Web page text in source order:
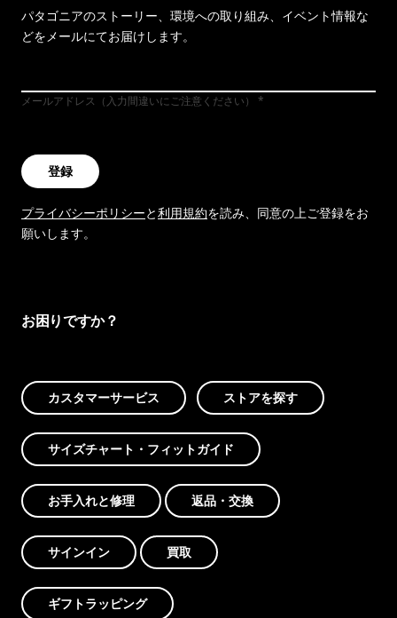
パタゴニアのストーリー、環境への取り組み、イベント情報な
どをメールにてお届けします。
メールアドレス（入力間違いにご注意ください）
登録
プライバシーポリシーと利用規約を読み、同意の上ご登録をお
願いします。
お困りですか？
カスタマーサービス ストアを探す
サイズチャート・フィットガイド
お手入れと修理 返品・交換
サインイン 買取
ギフトラッピング